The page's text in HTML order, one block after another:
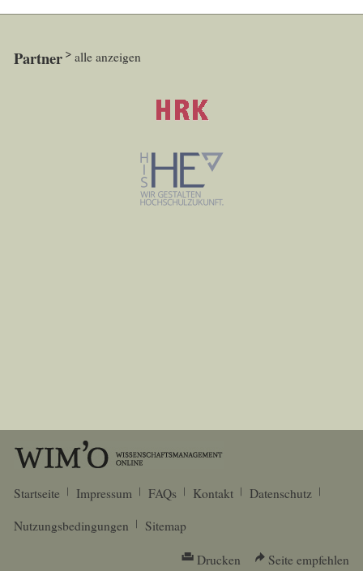
Partner alle anzeigen
Startseite Impressum FAQs Kontakt
Datenschutz
Nutzungsbedingungen
Sitemap
Drucken Seite empfehlen